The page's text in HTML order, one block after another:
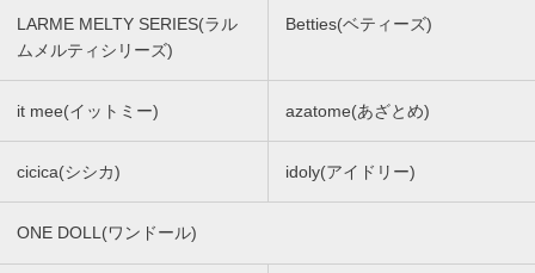
LARME MELTY SERIES(ラル
ムメルティシリーズ)
Betties(ベティーズ)
it mee(イットミー) azatome(あざとめ)
cicica(シシカ) idoly(アイドリー)
ONE DOLL(ワンドール)